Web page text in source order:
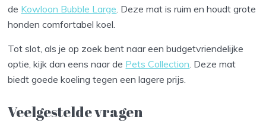
de Kowloon Bubble Large . Deze mat is ruim en houdt grote
honden comfortabel koel.
Tot slot, als je op zoek bent naar een budgetvriendelijke
optie, kijk dan eens naar de Pets Collection . Deze mat
biedt goede koeling tegen een lagere prijs.
Veelgestelde vragen